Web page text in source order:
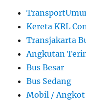
Kereta KRL
Transjakarta
Angkutan
Bus Besar
Bus Sedang
Mobil / Angkot